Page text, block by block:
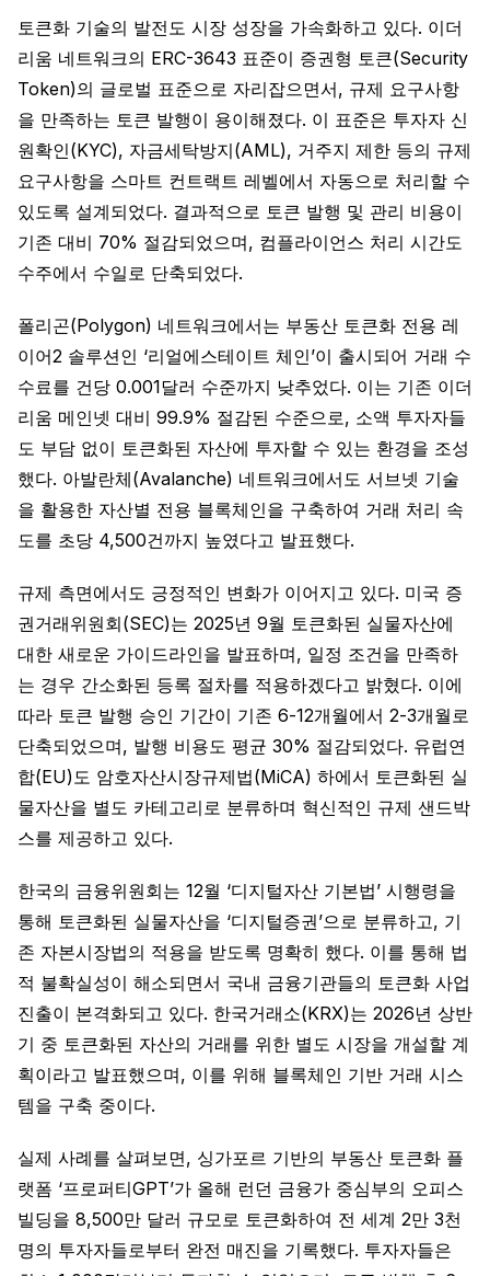
토큰화 기술의 발전도 시장 성장을 가속화하고 있다. 이더
리움 네트워크의 ERC-3643 표준이 증권형 토큰(Security
Token)의 글로벌 표준으로 자리잡으면서, 규제 요구사항
을 만족하는 토큰 발행이 용이해졌다. 이 표준은 투자자 신
원확인(KYC), 자금세탁방지(AML), 거주지 제한 등의 규제
요구사항을 스마트 컨트랙트 레벨에서 자동으로 처리할 수
있도록 설계되었다. 결과적으로 토큰 발행 및 관리 비용이
기존 대비 70% 절감되었으며, 컴플라이언스 처리 시간도
수주에서 수일로 단축되었다.
폴리곤(Polygon) 네트워크에서는 부동산 토큰화 전용 레
이어2 솔루션인 ‘리얼에스테이트 체인’이 출시되어 거래 수
수료를 건당 0.001달러 수준까지 낮추었다. 이는 기존 이더
리움 메인넷 대비 99.9% 절감된 수준으로, 소액 투자자들
도 부담 없이 토큰화된 자산에 투자할 수 있는 환경을 조성
했다. 아발란체(Avalanche) 네트워크에서도 서브넷 기술
을 활용한 자산별 전용 블록체인을 구축하여 거래 처리 속
도를 초당 4,500건까지 높였다고 발표했다.
규제 측면에서도 긍정적인 변화가 이어지고 있다. 미국 증
권거래위원회(SEC)는 2025년 9월 토큰화된 실물자산에
대한 새로운 가이드라인을 발표하며, 일정 조건을 만족하
는 경우 간소화된 등록 절차를 적용하겠다고 밝혔다. 이에
따라 토큰 발행 승인 기간이 기존 6-12개월에서 2-3개월로
단축되었으며, 발행 비용도 평균 30% 절감되었다. 유럽연
합(EU)도 암호자산시장규제법(MiCA) 하에서 토큰화된 실
물자산을 별도 카테고리로 분류하며 혁신적인 규제 샌드박
스를 제공하고 있다.
한국의 금융위원회는 12월 ‘디지털자산 기본법’ 시행령을
통해 토큰화된 실물자산을 ‘디지털증권’으로 분류하고, 기
존 자본시장법의 적용을 받도록 명확히 했다. 이를 통해 법
적 불확실성이 해소되면서 국내 금융기관들의 토큰화 사업
진출이 본격화되고 있다. 한국거래소(KRX)는 2026년 상반
기 중 토큰화된 자산의 거래를 위한 별도 시장을 개설할 계
획이라고 발표했으며, 이를 위해 블록체인 기반 거래 시스
템을 구축 중이다.
실제 사례를 살펴보면, 싱가포르 기반의 부동산 토큰화 플
랫폼 ‘프로퍼티GPT’가 올해 런던 금융가 중심부의 오피스
빌딩을 8,500만 달러 규모로 토큰화하여 전 세계 2만 3천
명의 투자자들로부터 완전 매진을 기록했다. 투자자들은